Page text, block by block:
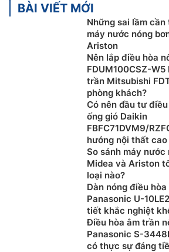
Tích hợp bơm xả
điều hòa âm trần 1 chiều
C36R1U16 được tích hợp máy bơm
bơm nước ngưng lên tới 1000mm.
đường ống thoát nước trong hầu
BÀI VIẾT MỚI
Những sai lầm
máy nước nóng
Ariston
Nên lắp điều hòa
FDUM100CSZ-
trần Mitsubishi
phòng khách?
Có nên đầu tư
ống gió Daikin
FBFC71DVM9/
hướng nội thất cao
So sánh máy
Midea và Ariston
loại nào?
Dàn nóng điều
Panasonic U-
tiết khắc nghiệt
Điều hòa âm trần
Panasonic S-
có thực sự đáng